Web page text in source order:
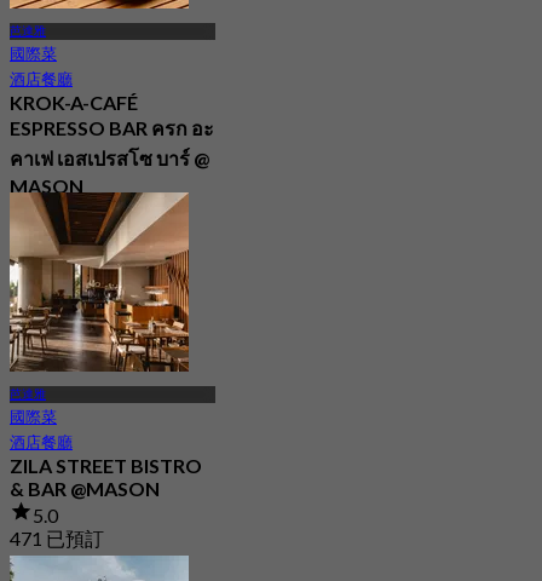
芭達雅
國際菜
酒店餐廳
KROK-A-CAFÉ
ESPRESSO BAR ครก อะ
คาเฟ เอสเปรสโซ บาร์ @
MASON
最新
4.8
起฿ 1,754
芭達雅
國際菜
酒店餐廳
ZILA STREET BISTRO
& BAR @MASON
5.0
471 已預訂
起฿ 1,012.5